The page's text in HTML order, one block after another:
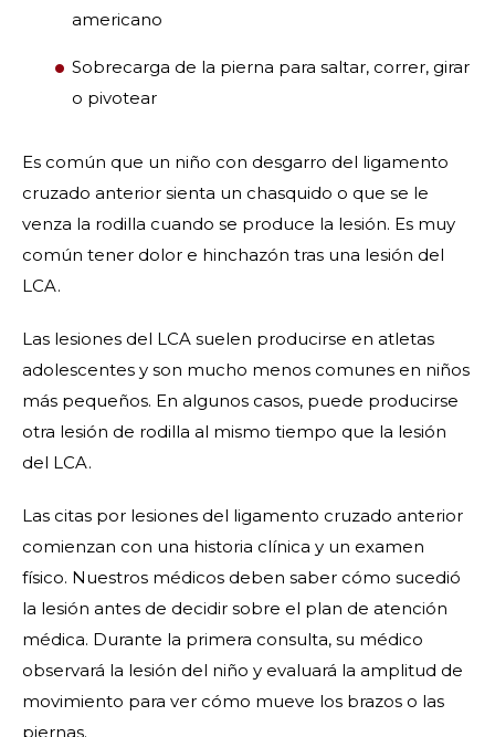
americano
Sobrecarga de la pierna para saltar, correr, girar
o pivotear
Es común que un niño con desgarro del ligamento
cruzado anterior sienta un chasquido o que se le
venza la rodilla cuando se produce la lesión. Es muy
común tener dolor e hinchazón tras una lesión del
LCA.
Las lesiones del LCA suelen producirse en atletas
adolescentes y son mucho menos comunes en niños
más pequeños. En algunos casos, puede producirse
otra lesión de rodilla al mismo tiempo que la lesión
del LCA.
Las citas por lesiones del ligamento cruzado anterior
comienzan con una historia clínica y un examen
físico. Nuestros médicos deben saber cómo sucedió
la lesión antes de decidir sobre el plan de atención
médica. Durante la primera consulta, su médico
observará la lesión del niño y evaluará la amplitud de
movimiento para ver cómo mueve los brazos o las
piernas.